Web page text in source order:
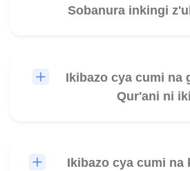
Sobanura inkingi
Ikibazo cya cumi na
Qur'ani ni
Ikibazo cya cumi na